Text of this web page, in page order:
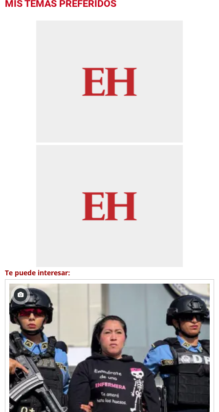
seconds
MIS TEMAS PREFERIDOS
Te puede interesar: